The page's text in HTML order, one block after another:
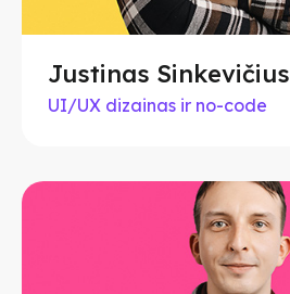
Justinas Sinkevičius
UI/UX dizainas ir no-code